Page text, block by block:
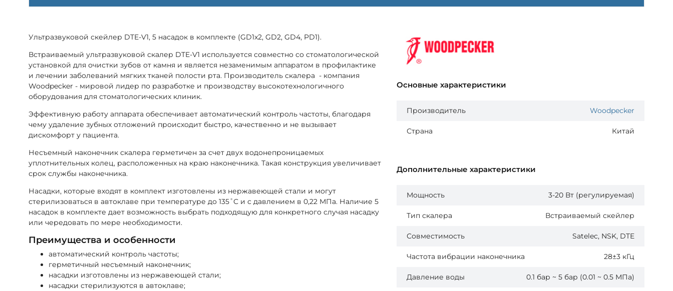
Ультразвуковой скейлер DTE-V1, 5 насадок в комплекте (GD1x2, GD2, GD4, PD1).
Встраиваемый ультразвуковой скалер DTE-V1 используется совместно со стоматологической
установкой для очистки зубов от камня и является незаменимым аппаратом в профилактике
и лечении заболеваний мягких тканей полости рта. Производитель скалера - компания
Woodpecker - мировой лидер по разработке и производству высокотехнологичного
оборудования для стоматологических клиник.
Эффективную работу аппарата обеспечивает автоматический контроль частоты, благодаря
чему удаление зубных отложений происходит быстро, качественно и не вызывает
дискомфорт у пациента.
Несъемный наконечник скалера герметичен за счет двух водонепроницаемых
уплотнительных колец, расположенных на краю наконечника. Такая конструкция увеличивает
срок службы наконечника.
Насадки, которые входят в комплект изготовлены из нержавеющей стали и могут
стерилизоваться в автоклаве при температуре до 135˚С и с давлением в 0,22 МПа. Наличие 5
насадок в комплекте дает возможность выбрать подходящую для конкретного случая насадку
или чередовать по мере необходимости.
Преимущества и особенности
автоматический контроль частоты;
герметичный несъемный наконечник;
насадки изготовлены из нержавеющей стали;
насадки стерилизуются в автоклаве;
Основные характеристики
Производитель Woodpecker
Страна Китай
Дополнительные характеристики
Мощность 3-20 Вт (регулируемая)
Тип скалера Встраиваемый скейлер
Совместимость Satelec, NSK, DTE
Частота вибрации наконечника 28±3 кГц
Давление воды 0.1 бар ~ 5 бар (0.01 ~ 0.5 МПа)